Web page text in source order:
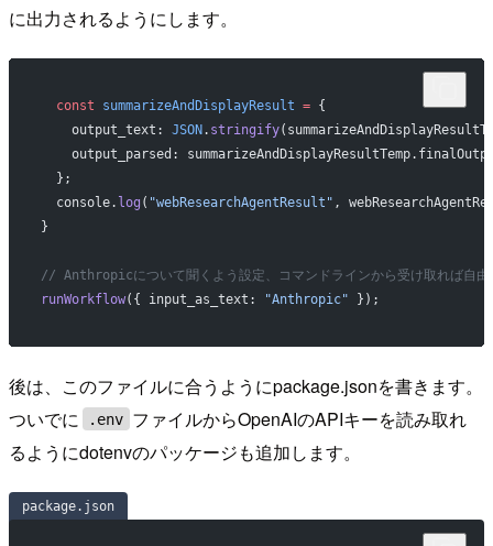
に出力されるようにします。
  const
summarizeAndDisplayResult = {
    output_text:
JSON . stringify
output_parsed:
  };
  console.
log ( "webResearchAgentResult" ,
}
// Anthropicについて聞くよう設定、コマンドラインから受け取れば自由
runWorkflow({ input_as_text: "Anthropic" });
後は、このファイルに合うようにpackage.jsonを書きます。
ついでに
.env ファイルからOpenAIのAPIキーを読み取れ
るようにdotenvのパッケージも追加します。
package.json